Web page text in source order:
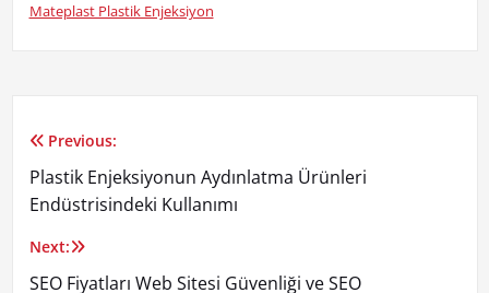
Mateplast Plastik Enjeksiyon
Yazı
gezinmesi
Previous:
Plastik Enjeksiyonun Aydınlatma Ürünleri
Endüstrisindeki Kullanımı
Next:
SEO Fiyatları Web Sitesi Güvenliği ve SEO